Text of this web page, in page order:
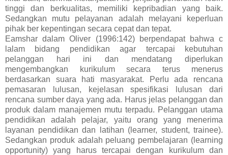
tinggi dan berkualitas, memiliki kepribadian yang baik.
Sedangkan mutu pelayanan adalah melayani keperluan
pihak ber kepentingan secara cepat dan tepat.
Eamshar dalam Oliver (1996:142) berpendapat bahwa c
lalam bidang pendidikan agar tercapai kebutuhan
pelanggan hari ini dan mendatang diperlukan
mengembangkan kurikulum secara terus menerus
berdasarkan suara hati masyarakat. Perlu ada rencana
pemasaran lulusan, kejelasan spesifikasi lulusan dari
rencana sumber daya yang ada. Harus jelas pelanggan dan
produk dalam manajemen mutu terpadu. Pelanggan utama
pendidikan adalah pelajar, yaitu orang yang menerima
layanan pendidikan dan latihan (learner, student, trainee).
Sedangkan produk adalah peluang pembelajaran (learning
opportunity) yang harus tercapai dengan kurikulum dan